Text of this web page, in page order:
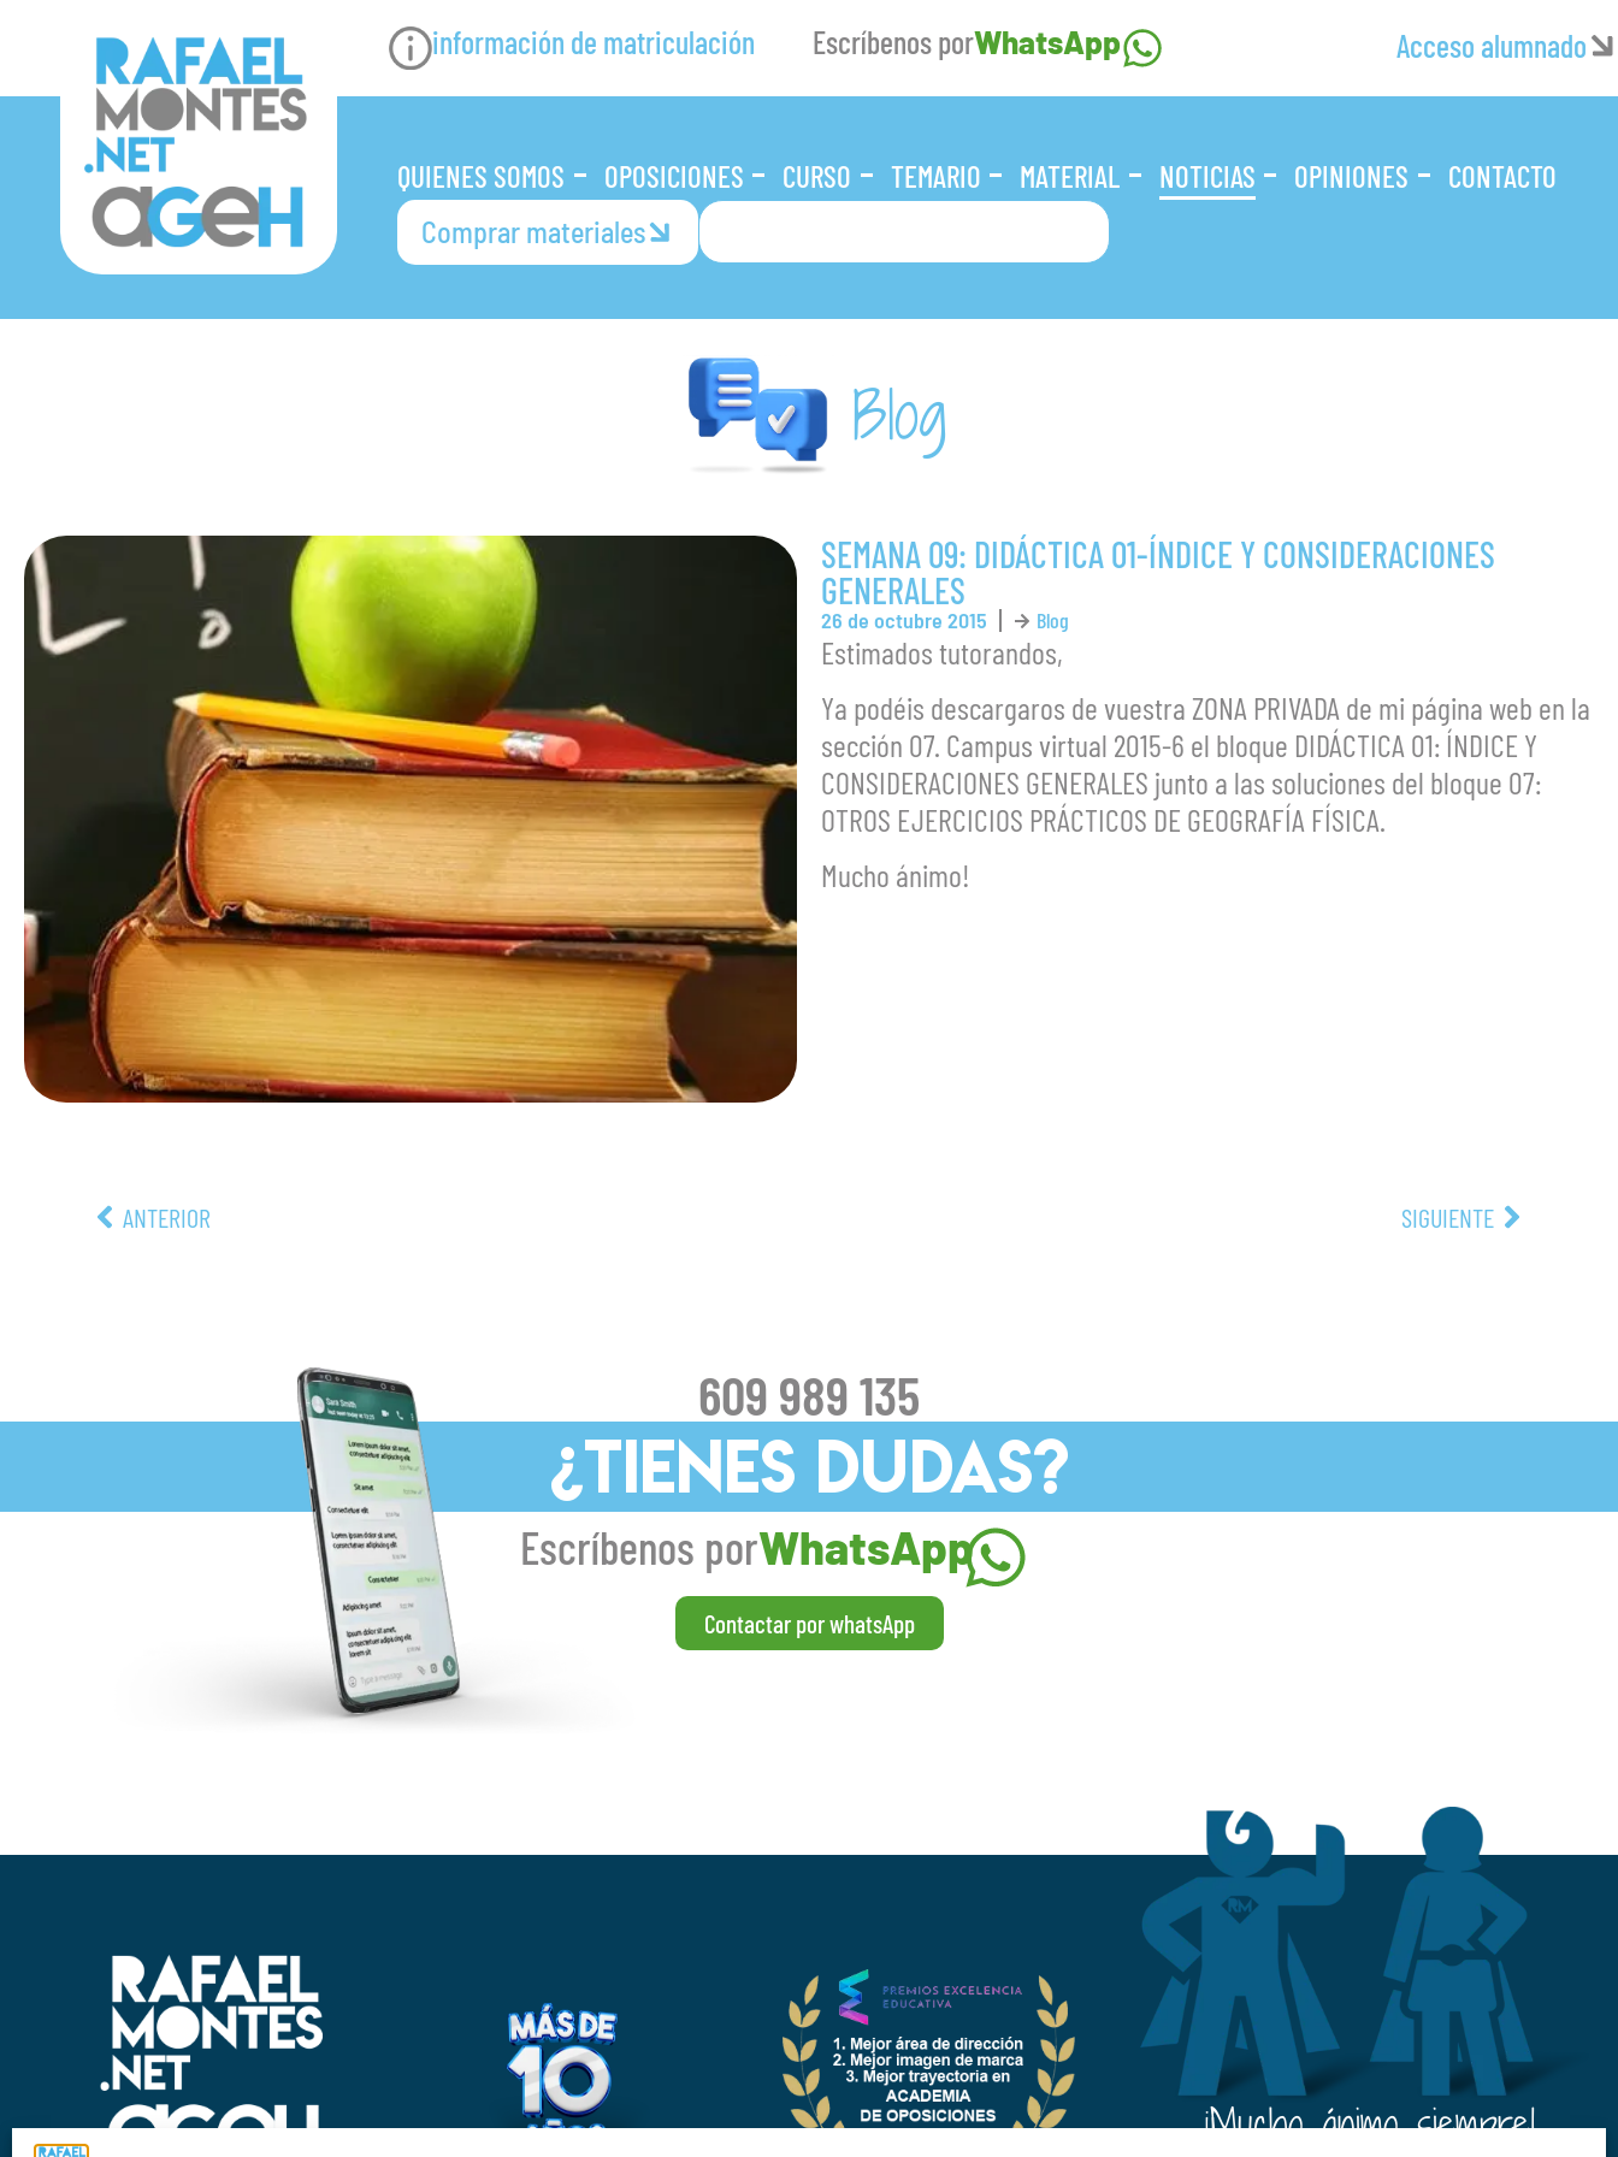
información de matriculación Escríbenos porWhatsApp Acceso alumnado
QUIENES SOMOS OPOSICIONES CURSO TEMARIO MATERIAL NOTICIAS OPINIONES CONTACTO
Comprar materiales
Blog
SEMANA 09: DIDÁCTICA 01-ÍNDICE Y CONSIDERACIONES
GENERALES
26 de octubre 2015 Blog
Estimados tutorandos,
Ya podéis descargaros de vuestra ZONA PRIVADA de mi página web en la
sección 07. Campus virtual 2015-6 el bloque DIDÁCTICA 01: ÍNDICE Y
CONSIDERACIONES GENERALES junto a las soluciones del bloque 07:
OTROS EJERCICIOS PRÁCTICOS DE GEOGRAFÍA FÍSICA.
Mucho ánimo!
ANTERIOR SIGUIENTE
609 989 135
¿TIENES DUDAS?
Escríbenos porWhatsApp
Contactar por whatsApp
¡¡Mucho ánimo siempre!